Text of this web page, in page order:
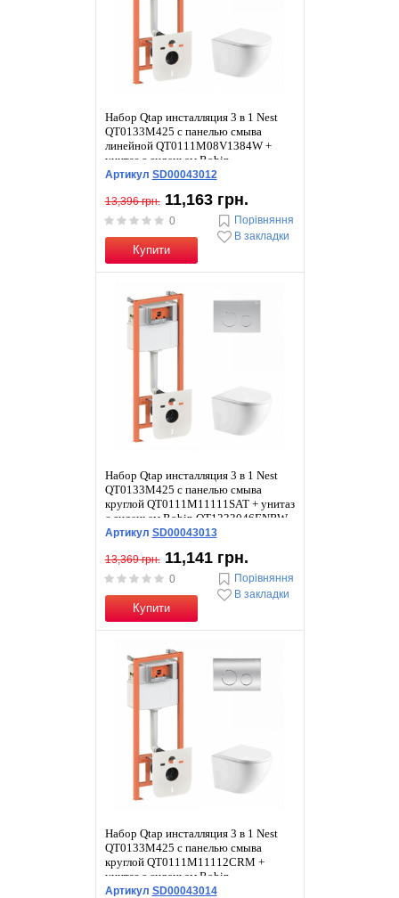
Набор Qtap инсталляция 3 в 1 Nest
QT0133M425 с панелью смыва
линейной QT0111M08V1384W +
унитаз с сиденьем Robin
QT1333046ENRW
Артикул SD00043012
13,396 грн. 11,163 грн.
0
Купити
Порівняння
В закладки
Набор Qtap инсталляция 3 в 1 Nest
QT0133M425 с панелью смыва
круглой QT0111M11111SAT + унитаз
с сиденьем Robin QT1333046ENRW
Артикул SD00043013
13,369 грн. 11,141 грн.
0
Купити
Порівняння
В закладки
Набор Qtap инсталляция 3 в 1 Nest
QT0133M425 с панелью смыва
круглой QT0111M11112CRM +
унитаз с сиденьем Robin
QT1333046ENRW
Артикул SD00043014